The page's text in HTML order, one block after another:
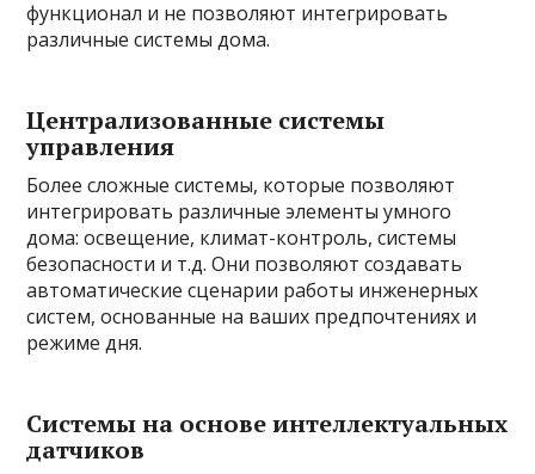
функционал и не позволяют интегрировать
различные системы дома.
Централизованные системы
управления
Более сложные системы, которые позволяют
интегрировать различные элементы умного
дома: освещение, климат-контроль, системы
безопасности и т.д. Они позволяют создавать
автоматические сценарии работы инженерных
систем, основанные на ваших предпочтениях и
режиме дня.
Системы на основе интеллектуальных
датчиков